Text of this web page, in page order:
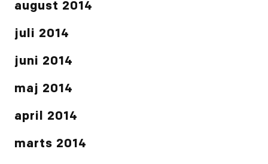
august 2014
juli 2014
juni 2014
maj 2014
april 2014
marts 2014